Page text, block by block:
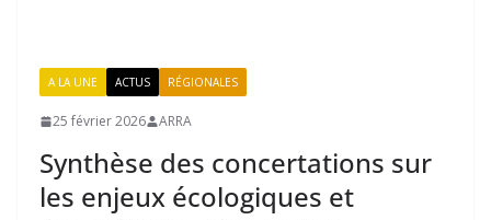
A LA UNE ACTUS RÉGIONALES
25 février 2026 ARRA
Synthèse des concertations sur
les enjeux écologiques et